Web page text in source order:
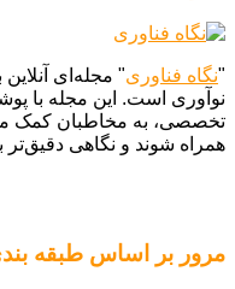
"نگاه فناوری" مجله‌ای
نوآوری است. این مجله با
تخصصی، به مخاطبان کمک
همراه شوند و نگاهی دقیق‌تر
مرور بر اساس طبقه